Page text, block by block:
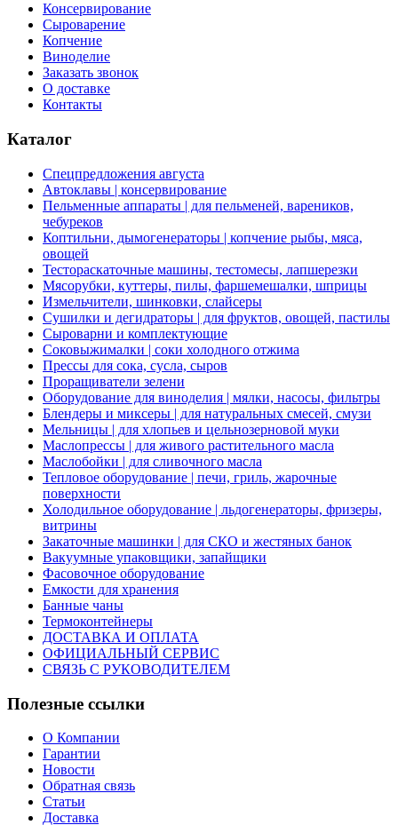
Консервирование
Сыроварение
Копчение
Виноделие
Заказать звонок
О доставке
Контакты
Каталог
Спецпредложения августа
Автоклавы | консервирование
Пельменные аппараты | для пельменей, вареников,
чебуреков
Коптильни, дымогенераторы | копчение рыбы, мяса,
овощей
Тестораскаточные машины, тестомесы, лапшерезки
Мясорубки, куттеры, пилы, фаршемешалки, шприцы
Измельчители, шинковки, слайсеры
Сушилки и дегидраторы | для фруктов, овощей, пастилы
Сыроварни и комплектующие
Соковыжималки | соки холодного отжима
Прессы для сока, сусла, сыров
Проращиватели зелени
Оборудование для виноделия | мялки, насосы, фильтры
Блендеры и миксеры | для натуральных смесей, смузи
Мельницы | для хлопьев и цельнозерновой муки
Маслопрессы | для живого растительного масла
Маслобойки | для сливочного масла
Тепловое оборудование | печи, гриль, жарочные
поверхности
Холодильное оборудование | льдогенераторы, фризеры,
витрины
Закаточные машинки | для СКО и жестяных банок
Вакуумные упаковщики, запайщики
Фасовочное оборудование
Емкости для хранения
Банные чаны
Термоконтейнеры
ДОСТАВКА И ОПЛАТА
ОФИЦИАЛЬНЫЙ СЕРВИС
СВЯЗЬ С РУКОВОДИТЕЛЕМ
Полезные ссылки
О Компании
Гарантии
Новости
Обратная связь
Статьи
Доставка